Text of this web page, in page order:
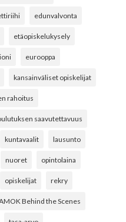
edunvalvonta
etäopiskelukysely
eurooppa
kansainväliset opiskelijat
rahoitus
saavutettavuus
kuntavaalit lausunto
nuoret opintolaina
opiskelijat rekry
Behind the Scenes